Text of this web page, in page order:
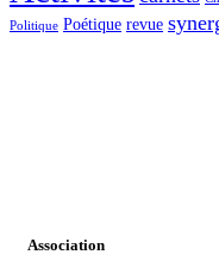
Politique Poétique revue
Association